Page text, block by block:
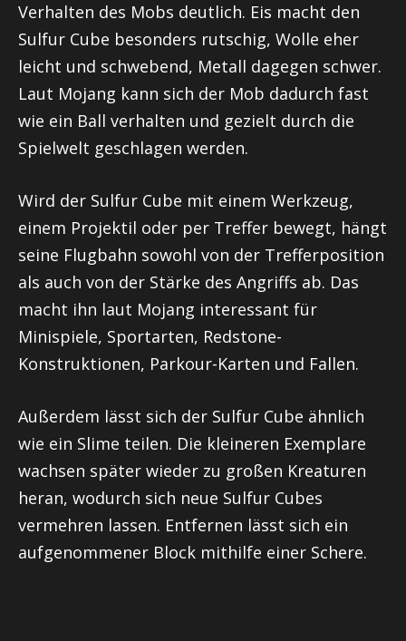
Verhalten des Mobs deutlich. Eis macht den
Sulfur Cube besonders rutschig, Wolle eher
leicht und schwebend, Metall dagegen schwer.
Laut Mojang kann sich der Mob dadurch fast
wie ein Ball verhalten und gezielt durch die
Spielwelt geschlagen werden.
Wird der Sulfur Cube mit einem Werkzeug,
einem Projektil oder per Treffer bewegt, hängt
seine Flugbahn sowohl von der Trefferposition
als auch von der Stärke des Angriffs ab. Das
macht ihn laut Mojang interessant für
Minispiele, Sportarten, Redstone-
Konstruktionen, Parkour-Karten und Fallen.
Außerdem lässt sich der Sulfur Cube ähnlich
wie ein Slime teilen. Die kleineren Exemplare
wachsen später wieder zu großen Kreaturen
heran, wodurch sich neue Sulfur Cubes
vermehren lassen. Entfernen lässt sich ein
aufgenommener Block mithilfe einer Schere.